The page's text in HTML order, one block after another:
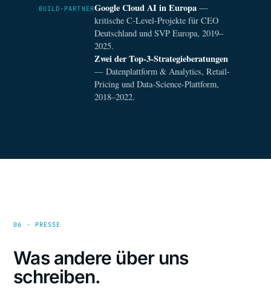
BUILD-PARTNERGoogle Cloud AI in Europa—
kritische C-Level-Projekte für CEO
Deutschland und SVP Europa, 2019–
2025.
Zwei der Top-3-Strategieberatungen
— Datenplattform & Analytics, Retail-
Pricing und Data-Science-Plattform,
2018–2022.
06 · PRESSE
Was andere über uns
schreiben.